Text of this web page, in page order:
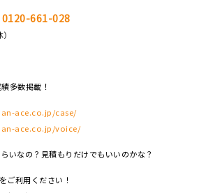
0120-661-028
多数掲載！
ace.co.jp/case/
ace.co.jp/voice/
いなの？見積もりだけでもいいのかな？
ご利用ください！